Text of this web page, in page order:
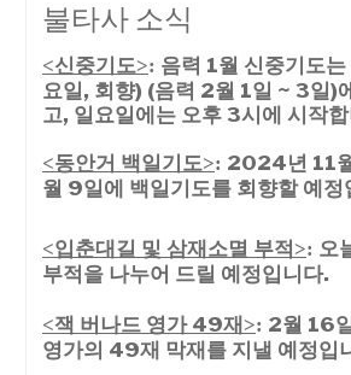
불타사 소식
<신중기도>: 음력 1월 신중기도
요일, 회향) (음력 2월 1일 ~ 3일)
고, 일요일에는 오후 3시에 시작
<동안거 백일기도>: 2024년 11
월 9일에 백일기도를 회향할 예정
<입춘대길 및 삼재소멸 부적>: 오
부적을 나누어 드릴 예정입니다.
<잭 버나드 영가 49재>: 2월 16
영가의 49재 막재를 지낼 예정입